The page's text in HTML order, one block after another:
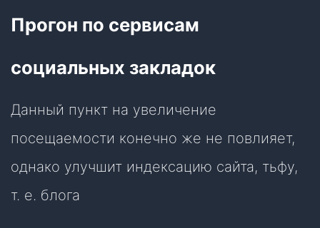
Прогон по сервисам
социальных закладок
Данный пункт на увеличение
посещаемости конечно же не повлияет,
однако улучшит индексацию сайта, тьфу,
т. е. блога